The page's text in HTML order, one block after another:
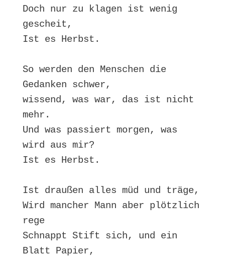
Doch nur zu klagen ist wenig
gescheit,
Ist es Herbst.
So werden den Menschen die
Gedanken schwer,
wissend, was war, das ist nicht
mehr.
Und was passiert morgen, was
wird aus mir?
Ist es Herbst.
Ist draußen alles müd und träge,
Wird mancher Mann aber plötzlich
rege
Schnappt Stift sich, und ein
Blatt Papier,